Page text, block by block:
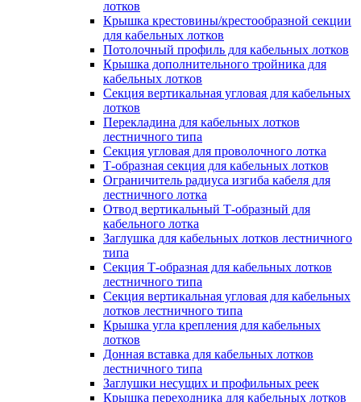
лотков
Крышка крестовины/крестообразной секции
для кабельных лотков
Потолочный профиль для кабельных лотков
Крышка дополнительного тройника для
кабельных лотков
Секция вертикальная угловая для кабельных
лотков
Перекладина для кабельных лотков
лестничного типа
Секция угловая для проволочного лотка
Т-образная секция для кабельных лотков
Ограничитель радиуса изгиба кабеля для
лестничного лотка
Отвод вертикальный Т-образный для
кабельного лотка
Заглушка для кабельных лотков лестничного
типа
Секция Т-образная для кабельных лотков
лестничного типа
Секция вертикальная угловая для кабельных
лотков лестничного типа
Крышка угла крепления для кабельных
лотков
Донная вставка для кабельных лотков
лестничного типа
Заглушки несущих и профильных реек
Крышка переходника для кабельных лотков